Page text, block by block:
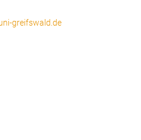
greifswald.de